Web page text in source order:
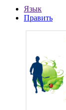
Язык
Править